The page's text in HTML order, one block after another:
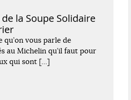
la Soupe Solidaire
qu’on vous parle de
au Michelin qu’il faut pour
qui sont […]